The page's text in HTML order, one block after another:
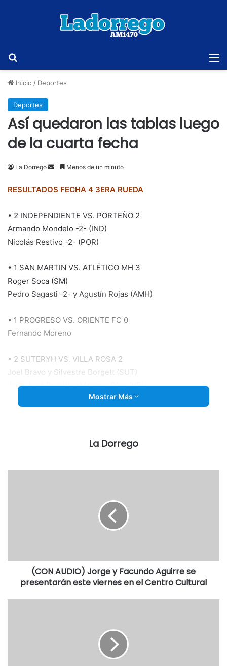
Inicio / Deportes
Deportes
Así quedaron las tablas luego
de la cuarta fecha
La Dorrego
Send
email
Menos de un minuto
RESULTADOS FECHA 4 3ERA RUEDA
• 2 INDEPENDIENTE VS. PORTEÑO 2
Armando Mondelo -2- (IND)
Nicolás Restivo -2- (POR)
• 1 SAN MARTIN VS. ATLÉTICO MH 3
Roger Soca (SM)
Pedro Sagasti -2- y Agustín Rojas (AMH)
• 1 PROGRESO VS. ORIENTE FC 0
Fernando Moreno
• 2 SUTERYH VS. VILLA ROSA 2
Joel Bravo y Silvestre Borgett (SUT)
Juan José Peralta y Mariano Olea (VR)
EXP: Joel Bravo (SUT); Juan José Peralta y Federico
• VILLA ROSA VS. SAN MARTIN
• PORTEÑO VS. PROGRESO
• FERROVIARIO VS. SUTERYH
Fuente y tablas: Bola 8
Mostrar Más
La Dorrego
(CON AUDIO) Jorge y Facundo Aguirre se
presentarán este viernes en el Centro Cultural